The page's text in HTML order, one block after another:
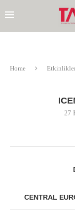
Home
27
CENTRAL